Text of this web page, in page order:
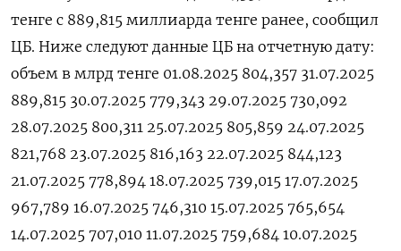
тенге с 889,815 миллиарда тенге ранее, сообщил
ЦБ. Ниже следуют данные ЦБ на отчетную дату:
объем в млрд тенге 01.08.2025 804,357 31.07.2025
889,815 30.07.2025 779,343 29.07.2025 730,092
28.07.2025 800,311 25.07.2025 805,859 24.07.2025
821,768 23.07.2025 816,163 22.07.2025 844,123
21.07.2025 778,894 18.07.2025 739,015 17.07.2025
967,789 16.07.2025 746,310 15.07.2025 765,654
14.07.2025 707,010 11.07.2025 759,684 10.07.2025